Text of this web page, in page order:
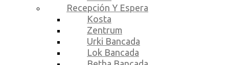
Recepción Y Espera
Kosta
Zentrum
Urki Bancada
Lok Bancada